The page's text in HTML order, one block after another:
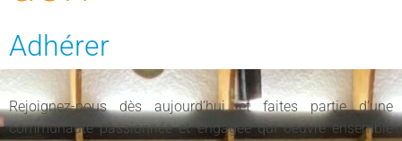
Adhérer
Rejoignez-nous dès aujourd’hui et faites partie d’une
communauté passionnée et engagée qui oeuvre ensemble